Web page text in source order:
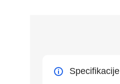
Specifikacije